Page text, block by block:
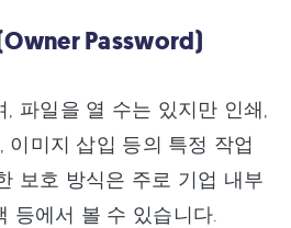
Password)
파일을 열 수는 있지만 인쇄,
이미지 삽입 등의 특정 작업
보호 방식은 주로 기업 내부
등에서 볼 수 있습니다.